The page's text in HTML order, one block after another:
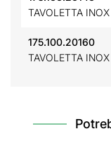
TAVOLETTA
175.100.20160
TAVOLETTA